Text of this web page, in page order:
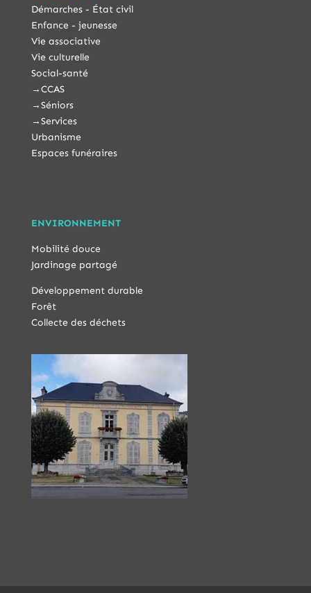
Démarches - État civil
Enfance - jeunesse
Vie associative
Vie culturelle
Social-santé
→CCAS
→Séniors
→Services
Urbanisme
Espaces funéraires
ENVIRONNEMENT
Mobilité douce
Jardinage partagé
Développement durable
Forêt
Collecte des déchets